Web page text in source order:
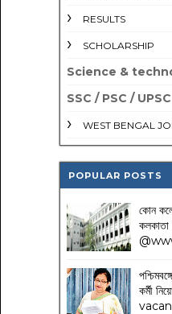
RESULTS
SCHOLARSHIP
Science &
SSC / PSC / UPSC
WEST BENGAL
POPULAR POSTS
কোন
কলকাতা
কর্মী